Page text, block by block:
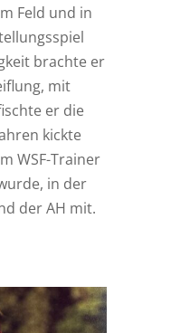
Feld und in
brachte er
mit
er die
kickte
WSF-Trainer
in der
der AH mit.